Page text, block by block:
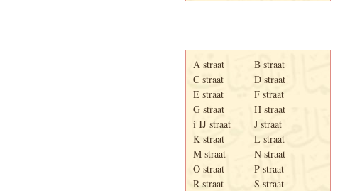
A straat
B straat
C straat
D straat
E straat
F straat
G straat
H straat
i IJ straat
J straat
K straat
L straat
M straat
N straat
O straat
P straat
R straat
S straat